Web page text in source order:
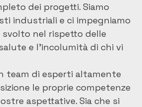
dei progetti. Siamo
industriali e ci impegniamo
nel rispetto delle
e l'incolumità di chi vi
team di esperti altamente
le proprie competenze
aspettative. Sia che si